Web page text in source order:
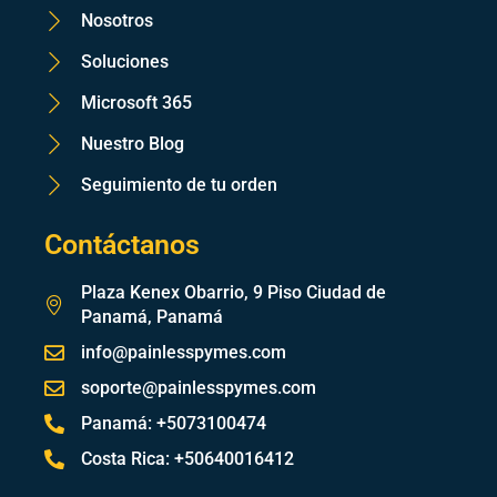
Nosotros
Soluciones
Microsoft 365
Nuestro Blog
Seguimiento de tu orden
Contáctanos
Plaza Kenex Obarrio, 9 Piso Ciudad de
Panamá, Panamá
info@painlesspymes.com
soporte@painlesspymes.com
Panamá: +5073100474
Costa Rica: +50640016412